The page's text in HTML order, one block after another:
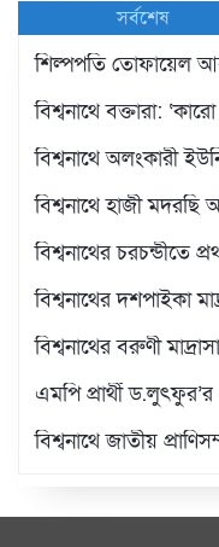
সর্বশেষ
শিল্পপতি তোফায়েল
বিশ্বনাথে বক্তারা:
বিশ্বনাথে অলংকারী
বিশ্বনাথে হাজী মদরছি
বিশ্বনাথের চরচন্ডীতে
বিশ্বনাথের দশপাইকা
বিশ্বনাথের বরুণী
এমপি প্রার্থী
বিশ্বনাথে জাতীয়